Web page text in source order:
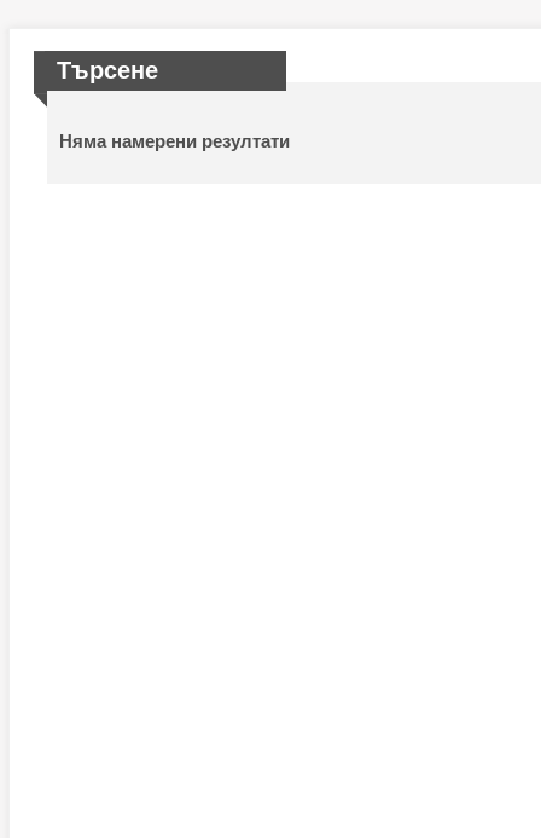
Търсене
Няма намерени резултати